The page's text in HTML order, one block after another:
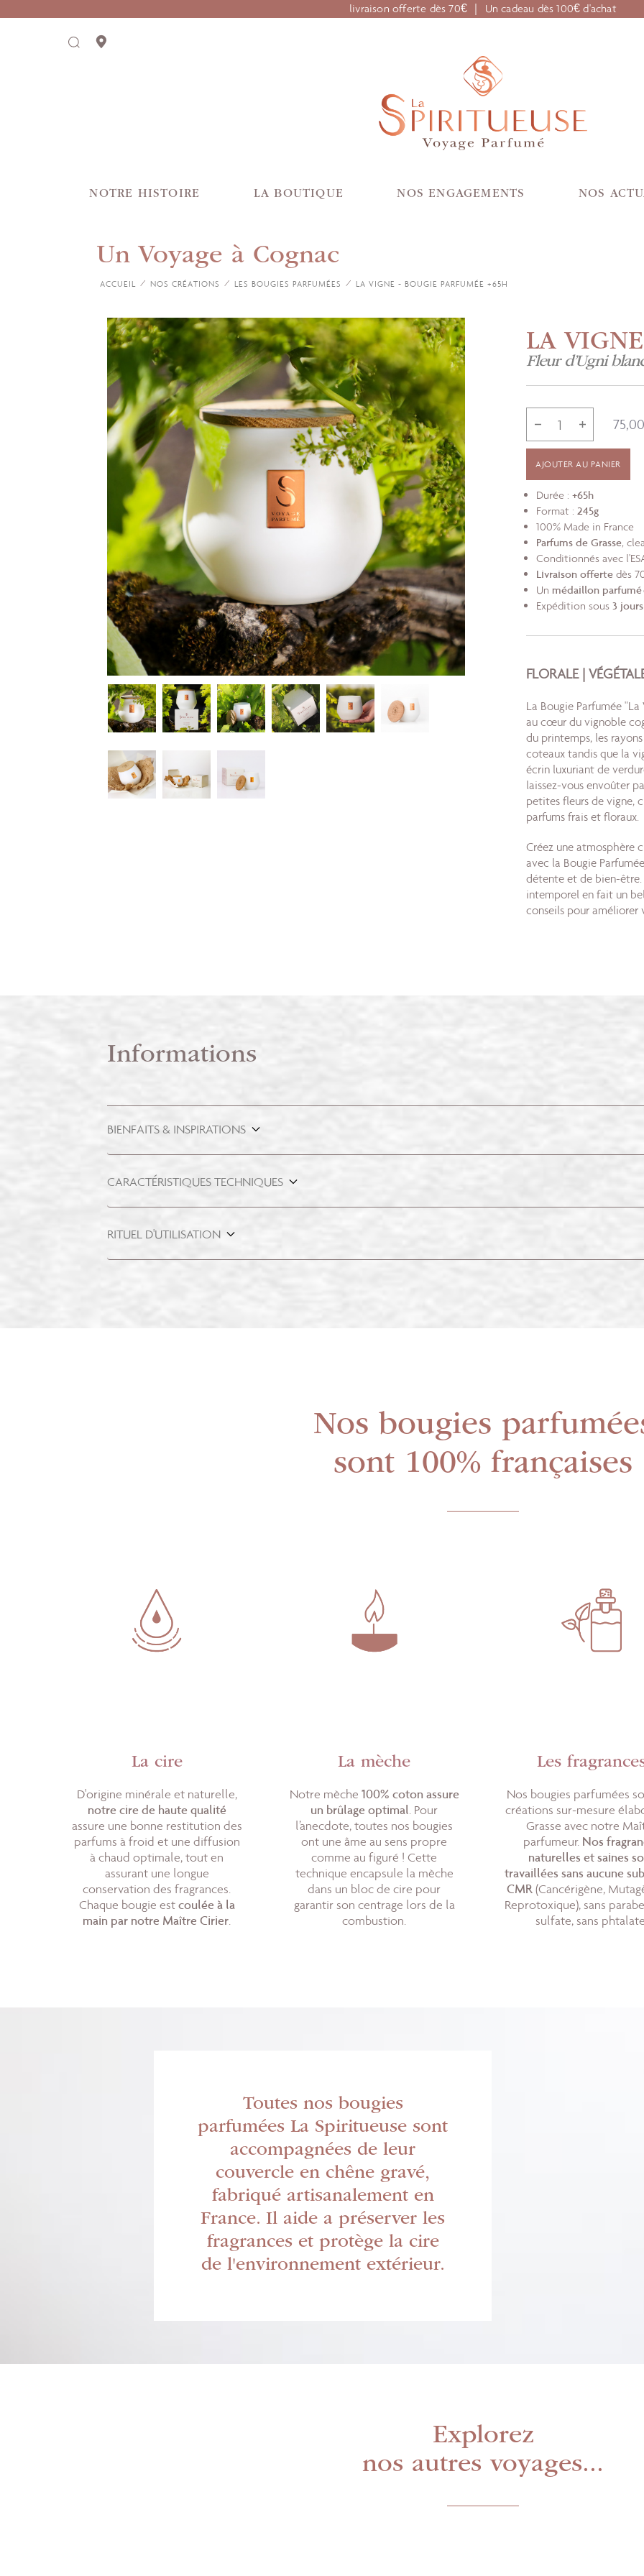
livraison offerte dès 70€ ｜ Un cadeau dès 100€ d'achat
NOTRE HISTOIRE LA BOUTIQUE NOS ENGAGEMENTS NOS
Un Voyage à Cognac
ACCUEIL NOS CRÉATIONS LES BOUGIES PARFUMÉES LA VIGNE - BOUGIE PARFUMÉE +65H
LA VIGNE
Fleur d’Ugni
AJOUTER AU PANIER
Durée : +65h
Format : 245g
100% Made in France
Parfums de Grasse,
Conditionnés avec
Livraison offerte dès
Un médaillon parfumé
Expédition sous 3
FLORALE |
La Bougie Parfumée
au cœur du vignoble
du printemps, les
coteaux tandis que la
écrin luxuriant de
laissez-vous envoûter
petites fleurs de vigne,
parfums frais et floraux.
Créez une atmosphère
avec la Bougie
détente et de bien-
intemporel en fait un
conseils pour
Informations
BIENFAITS & INSPIRATIONS
CARACTÉRISTIQUES TECHNIQUES
RITUEL D'UTILISATION
Nos bougies
sont 100% françaises
La cire
D'origine minérale et naturelle,
notre cire de haute qualité
assure une bonne restitution des
parfums à froid et une diffusion
à chaud optimale, tout en
assurant une longue
conservation des fragrances.
Chaque bougie estcoulée à la
main par notre Maître Cirier.
La mèche
Notre mèche 100% coton assure
un brûlage optimal. Pour
l’anecdote, toutes nos bougies
ont une âme au sens propre
comme au figuré ! Cette
technique encapsule la mèche
dans un bloc de cire pour
garantir son centrage lors de la
combustion.
Les
Nos bougies parfumées
créations sur-mesure
Grasse avec notre
parfumeur. Nos
naturelles et saines
travaillées sans aucune
CMR(Cancérigène,
Reprotoxique), sans
sulfate, sans
Toutes nos bougies
parfumées La Spiritueuse sont
accompagnées de leur
couvercle en chêne gravé,
fabriqué artisanalement en
France. Il aide a préserver les
fragrances et protège la cire
de l'environnement extérieur.
Explorez
nos autres voyages...